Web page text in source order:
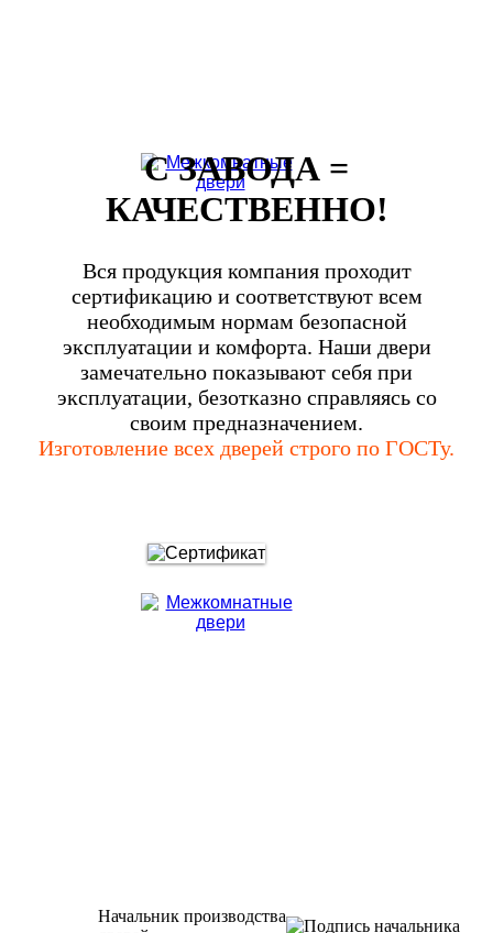
С ЗАВОДА =
КАЧЕСТВЕННО!
Вся продукция компания проходит
сертификацию и соответствуют всем
необходимым нормам безопасной
эксплуатации и комфорта. Наши двери
замечательно показывают себя при
эксплуатации, безотказно справляясь со
своим предназначением.
Изготовление всех дверей строго по ГОСТу.
Начальник производства